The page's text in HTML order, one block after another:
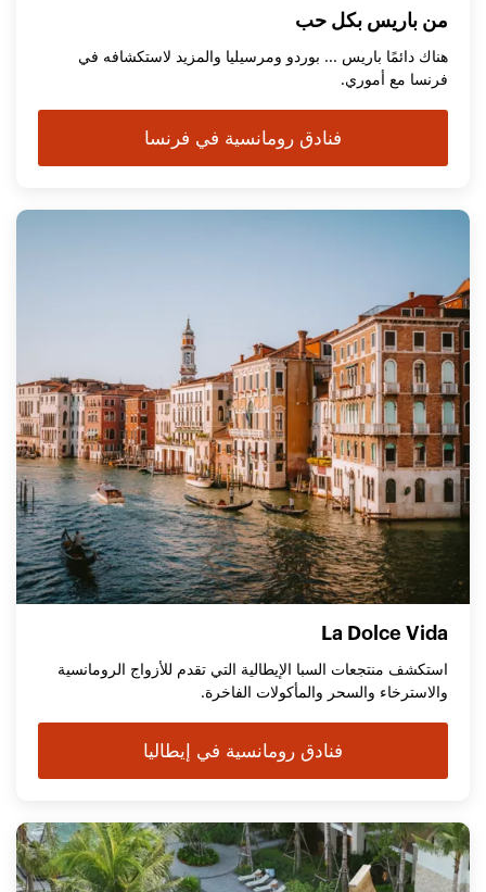
من باريس بكل حب
هناك دائمًا باريس ... بوردو ومرسيليا والمزيد لاستكشافه في
فرنسا مع أموري.
فنادق رومانسية في فرنسا
La Dolce Vida
استكشف منتجعات السبا الإيطالية التي تقدم للأزواج الرومانسية
والاسترخاء والسحر والمأكولات الفاخرة.
فنادق رومانسية في إيطاليا